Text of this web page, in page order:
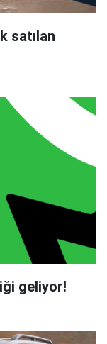
satılan
geliyor!